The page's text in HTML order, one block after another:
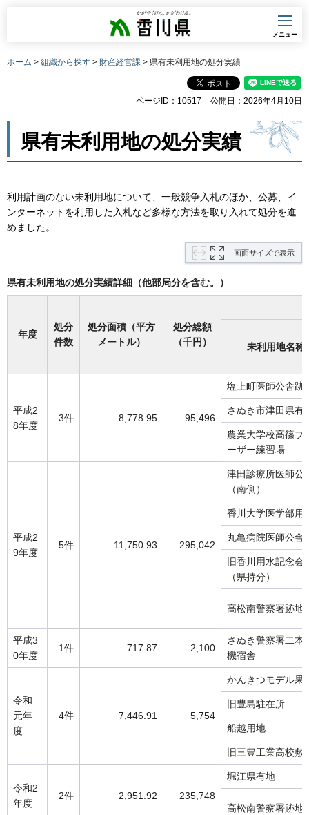
香川県
メニュー
ホーム > 組織から探す > 財産経営課 > 県有未利用地の処分実績
ページID：10517 公開日：2026年4月10日
県有未利用地の処分実績
利用計画のない未利用地について、一般競争入札のほか、公募、イ
ンターネットを利用した入札など多様な方法を取り入れて処分を進
めました。
画面サイズで表示
県有未利用地の処分実績詳細（他部局分を含む。）
年度
処分
件数
処分面積（平方
メートル）
処分総額
（千円）
未利用地名称
平成2
8年度
3件 8,778.95 95,496
塩上町医師公舎跡
さぬき市津田県有
農業大学校高篠ブ
ーザー練習場
平成2
9年度
5件 11,750.93 295,042
津田診療所医師公
（南側）
香川大学医学部用
丸亀病院医師公舎
旧香川用水記念会
（県持分）
高松南警察署跡地
平成3
0年度
1件 717.87 2,100
さぬき警察署二本
機宿舎
令和
元年
度
4件 7,446.91 5,754
かんきつモデル果
旧豊島駐在所
船越用地
旧三豊工業高校敷
令和2
年度
2件 2,951.92 235,748
堀江県有地
高松南警察署跡地